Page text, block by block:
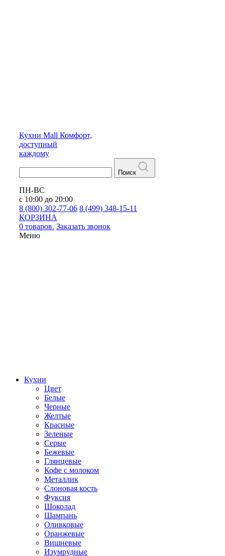
Кухни Mall Комфорт,
доступный
каждому
Поиск
ПН-ВС
с 10:00 до 20:00
8 (800) 302-77-06 8 (499) 348-15-11
КОРЗИНА
0 товаров. Заказать звонок
Меню
Кухни
Цвет
Белые
Черные
Желтые
Красные
Зеленые
Серые
Бежевые
Глянцевые
Кофе с молоком
Металлик
Слоновая кость
Фуксия
Шоколад
Шампань
Оливковые
Оранжевые
Вишневые
Изумрудные